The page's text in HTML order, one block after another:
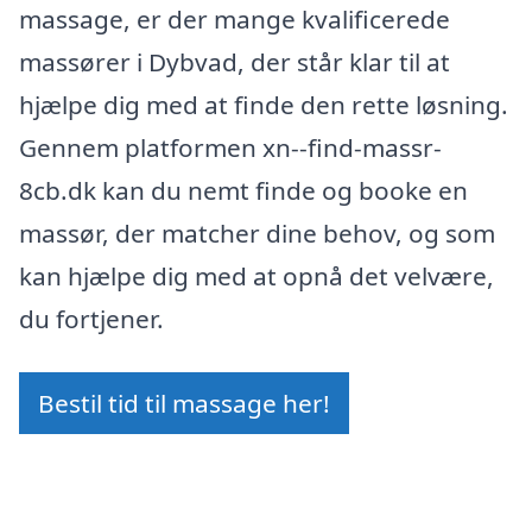
massage, er der mange kvalificerede
massører i Dybvad, der står klar til at
hjælpe dig med at finde den rette løsning.
Gennem platformen xn--find-massr-
8cb.dk kan du nemt finde og booke en
massør, der matcher dine behov, og som
kan hjælpe dig med at opnå det velvære,
du fortjener.
Bestil tid til massage her!